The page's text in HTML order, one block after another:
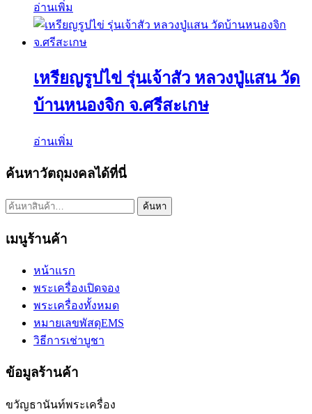
อ่านเพิ่ม
เหรียญรูปไข่ รุ่นเจ้าสัว หลวงปู่แสน วัด
บ้านหนองจิก จ.ศรีสะเกษ
อ่านเพิ่ม
ค้นหาวัตถุมงคลได้ที่นี่
ค้นหา: ค้นหา
เมนูร้านค้า
หน้าแรก
พระเครื่องเปิดจอง
พระเครื่องทั้งหมด
หมายเลขพัสดุEMS
วิธีการเช่าบูชา
ข้อมูลร้านค้า
ขวัญธานันท์พระเครื่อง